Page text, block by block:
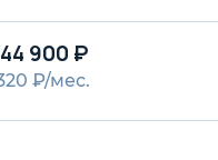
памяти
передних
900 ₽
₽/мес.